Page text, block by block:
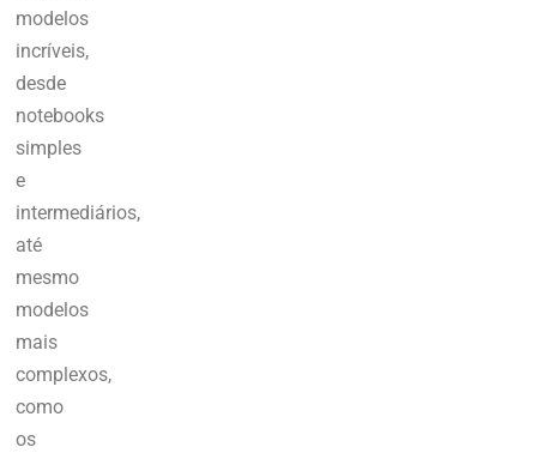
modelos
incríveis,
desde
notebooks
simples
e
intermediários,
até
mesmo
modelos
mais
complexos,
como
os